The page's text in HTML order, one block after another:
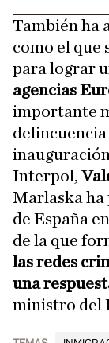
También ha
como el que
para lograr
agencias
importante
delincuencia
Interpol,
Marlaska ha
de España
de la que
las redes
una
ministro del